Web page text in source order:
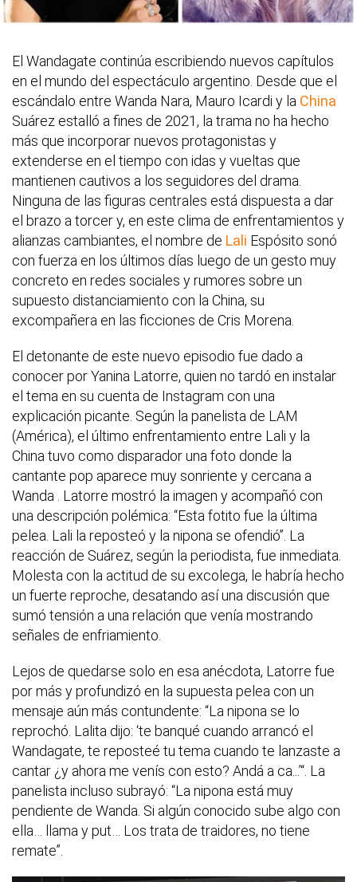
El Wandagate continúa escribiendo nuevos capítulos
en el mundo del espectáculo argentino. Desde que el
escándalo entre Wanda Nara, Mauro Icardi y la China
Suárez estalló a fines de 2021, la trama no ha hecho
más que incorporar nuevos protagonistas y
extenderse en el tiempo con idas y vueltas que
mantienen cautivos a los seguidores del drama.
Ninguna de las figuras centrales está dispuesta a dar
el brazo a torcer y, en este clima de enfrentamientos y
alianzas cambiantes, el nombre de Lali Espósito sonó
con fuerza en los últimos días luego de un gesto muy
concreto en redes sociales y rumores sobre un
supuesto distanciamiento con la China, su
excompañera en las ficciones de Cris Morena.
El detonante de este nuevo episodio fue dado a
conocer por Yanina Latorre, quien no tardó en instalar
el tema en su cuenta de Instagram con una
explicación picante. Según la panelista de LAM
(América), el último enfrentamiento entre Lali y la
China tuvo como disparador una foto donde la
cantante pop aparece muy sonriente y cercana a
Wanda . Latorre mostró la imagen y acompañó con
una descripción polémica: “Esta fotito fue la última
pelea. Lali la reposteó y la nipona se ofendió”. La
reacción de Suárez, según la periodista, fue inmediata.
Molesta con la actitud de su excolega, le habría hecho
un fuerte reproche, desatando así una discusión que
sumó tensión a una relación que venía mostrando
señales de enfriamiento.
Lejos de quedarse solo en esa anécdota, Latorre fue
por más y profundizó en la supuesta pelea con un
mensaje aún más contundente: “La nipona se lo
reprochó. Lalita dijo: ‘te banqué cuando arrancó el
Wandagate, te reposteé tu tema cuando te lanzaste a
cantar ¿y ahora me venís con esto? Andá a ca...’“. La
panelista incluso subrayó: “La nipona está muy
pendiente de Wanda. Si algún conocido sube algo con
ella… llama y put… Los trata de traidores, no tiene
remate”.